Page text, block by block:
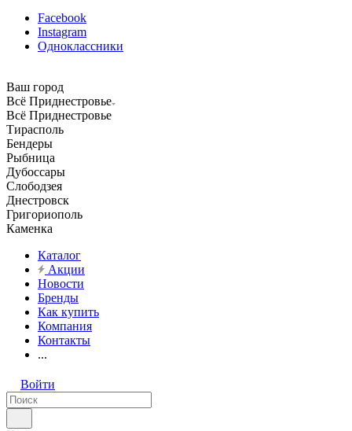
Facebook
Instagram
Одноклассники
Ваш город
Всё Приднестровье
Всё Приднестровье
Тирасполь
Бендеры
Рыбница
Дубоссары
Слободзея
Днестровск
Григориополь
Каменка
Каталог
Акции
Новости
Бренды
Как купить
Компания
Контакты
...
Войти